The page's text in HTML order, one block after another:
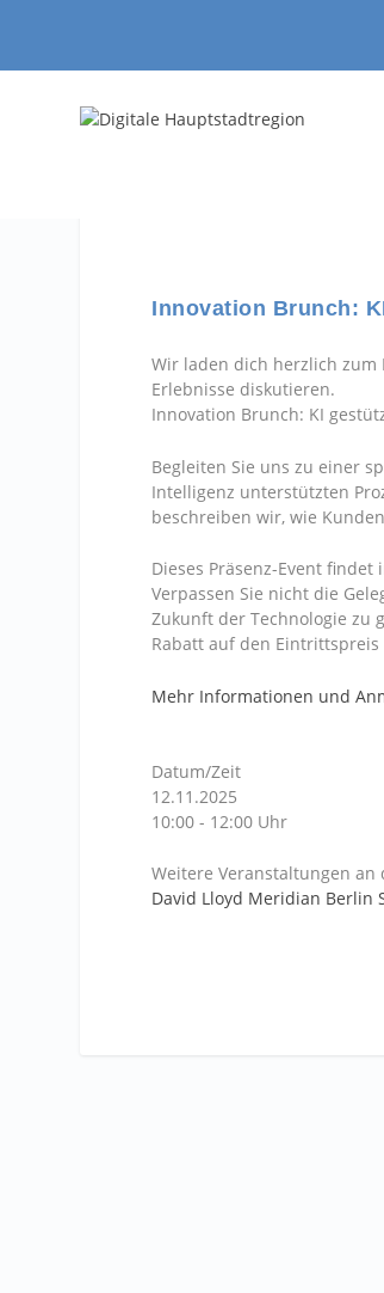
Innovation Brunch:
Wir laden dich herzlich zum
Erlebnisse diskutieren.
Innovation Brunch: KI
Begleiten Sie uns zu einer
Intelligenz unterstützten
beschreiben wir, wie
Dieses Präsenz-Event
Verpassen Sie nicht die
Zukunft der Technologie zu
Rabatt auf den
Mehr Informationen und
Datum/Zeit
12.11.2025
10:00 - 12:00 Uhr
Weitere Veranstaltungen
David Lloyd Meridian Berlin